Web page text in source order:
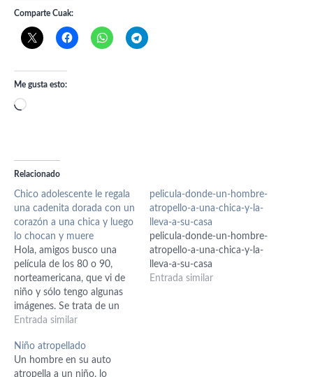
Comparte Cuak:
Me gusta esto:
Cargando...
Relacionado
Chico adolescente le regala
una cadenita dorada con un
corazón a una chica y luego
lo chocan y muere
Hola, amigos busco una
película de los 80 o 90,
norteamericana, que vi de
niño y sólo tengo algunas
imágenes. Se trata de un
chico que le regala una
dorada o de oro, a una
chica, y es como que al
Entrada similar
pelicula-donde-un-hombre-
atropello-a-una-chica-y-la-
lleva-a-su-casa
pelicula-donde-un-hombre-
atropello-a-una-chica-y-la-
lleva-a-su-casa
Entrada similar
Niño atropellado
Un hombre en su auto
atropella a un niño, lo